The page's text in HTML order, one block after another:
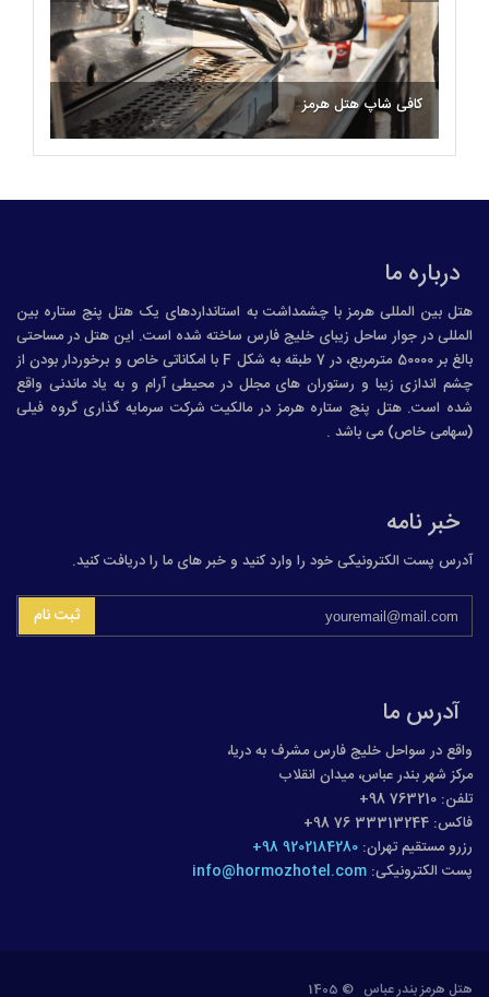
کافی شاپ هتل هرمز
درباره ما
هتل بین المللی هرمز با چشمداشت به استانداردهای یک هتل پنج ستاره بین
المللی در جوار ساحل زیبای خليج فارس ساخته شده است. این هتل در مساحتی
بالغ بر 50000 مترمربع، در 7 طبقه به شکل F با امکاناتی خاص و برخوردار بودن از
چشم اندازی زیبا و رستوران های مجلل در محیطی آرام و به یاد ماندنی واقع
شده است. هتل پنج ستاره هرمز در مالکیت شرکت سرمایه گذاری گروه فیلی
(سهامی خاص) می باشد .
خبر نامه
آدرس پست الکترونیکی خود را وارد کنید و خبر های ما را دریافت کنید.
ثبت نام
آدرس ما
واقع در سواحل خلیج فارس مشرف به دریا،
مرکز شهر بندر عباس، میدان انقلاب
تلفن: 763210 98+
فاکس: 33313244 76 98+
رزرو مستقیم تهران: 9202184280 98+
پست الکترونیکی: info@hormozhotel.com
هتل هرمز بندر عباس © 1405